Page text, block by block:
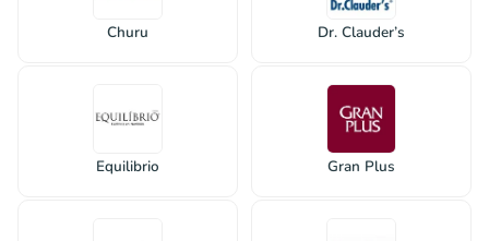
Churu Dr. Clauder’s
Equilibrio Gran Plus